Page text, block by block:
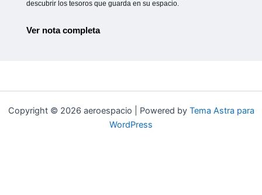
descubrir los tesoros que guarda en su espacio.
Ver nota completa
Copyright © 2026 aeroespacio | Powered by Tema Astra para
WordPress